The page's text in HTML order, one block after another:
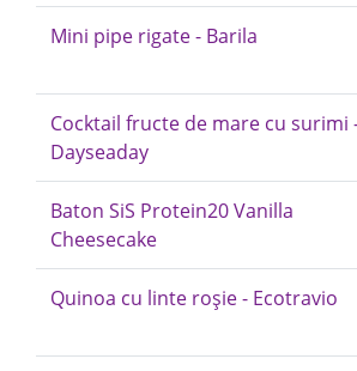
Mini pipe rigate - Barila
Cocktail fructe de mare cu surimi
Dayseaday
Baton SiS Protein20 Vanilla
Cheesecake
Quinoa cu linte roșie - Ecotravio